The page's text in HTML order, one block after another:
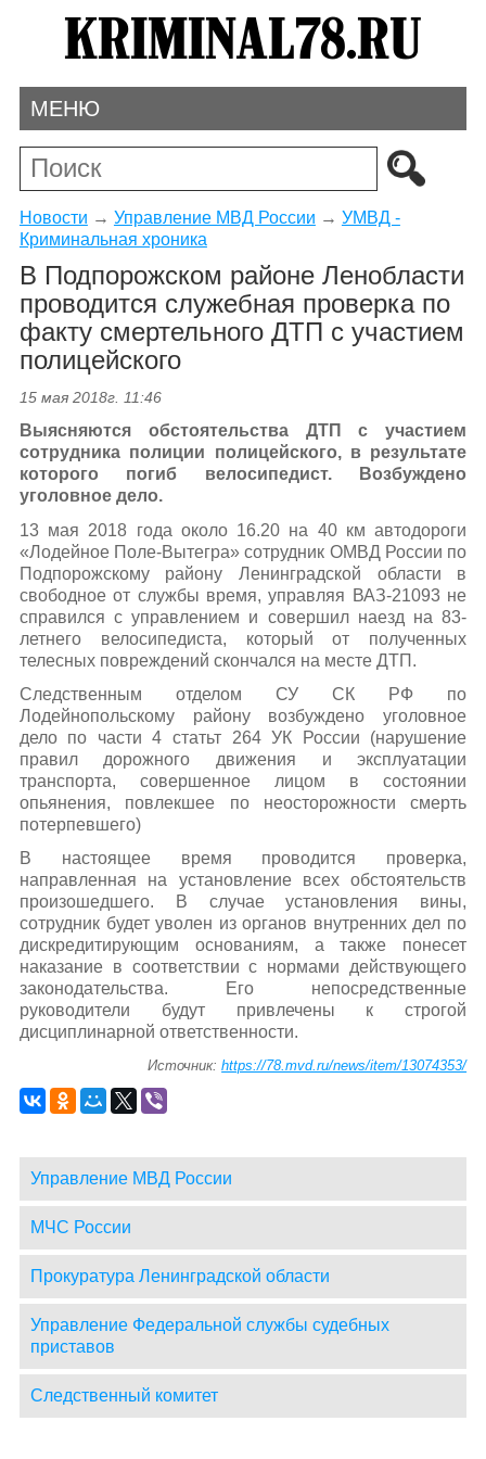
МЕНЮ
Новости → Управление МВД России → УМВД -
Криминальная хроника
В Подпорожском районе Ленобласти
проводится служебная проверка по
факту смертельного ДТП с участием
полицейского
15 мая 2018г. 11:46
Выясняются обстоятельства ДТП с участием
сотрудника полиции полицейского, в результате
которого погиб велосипедист. Возбуждено
уголовное дело.
13 мая 2018 года около 16.20 на 40 км автодороги
«Лодейное Поле-Вытегра» сотрудник ОМВД России по
Подпорожскому району Ленинградской области в
свободное от службы время, управляя ВАЗ-21093 не
справился с управлением и совершил наезд на 83-
летнего велосипедиста, который от полученных
телесных повреждений скончался на месте ДТП.
Следственным отделом СУ СК РФ по
Лодейнопольскому району возбуждено уголовное
дело по части 4 статьт 264 УК России (нарушение
правил дорожного движения и эксплуатации
транспорта, совершенное лицом в состоянии
опьянения, повлекшее по неосторожности смерть
потерпевшего)
В настоящее время проводится проверка,
направленная на установление всех обстоятельств
произошедшего. В случае установления вины,
сотрудник будет уволен из органов внутренних дел по
дискредитирующим основаниям, а также понесет
наказание в соответствии с нормами действующего
законодательства. Его непосредственные
руководители будут привлечены к строгой
дисциплинарной ответственности.
Источник:https://78.mvd.ru/news/item/13074353/
Управление МВД России
МЧС России
Прокуратура Ленинградской области
Управление Федеральной службы судебных
приставов
Следственный комитет